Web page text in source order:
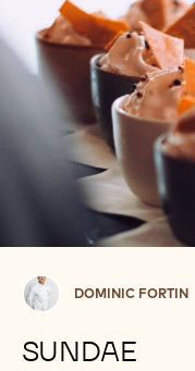
Dominic
Fortin
DOMINIC FORTIN
SUNDAE